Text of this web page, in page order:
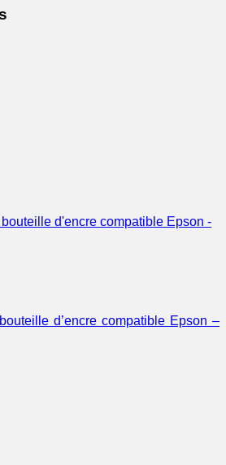
d’encre compatible Epson –